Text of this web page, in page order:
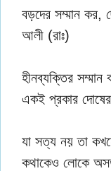
বড়দের সম্মান কর,
আলী (রাঃ)
হীনব্যক্তির সম্মান
একই প্রকার
যা সত্য নয় তা
কথাকেও লোকে